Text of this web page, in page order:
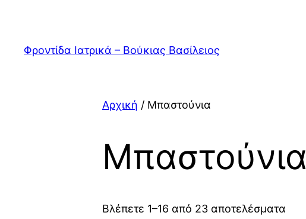
περιεχόμενο
Φροντίδα Ιατρικά – Βούκιας Βασίλειος
Αρχική / Μπαστούνια
Μπαστούνια
Βλέπετε 1–16 από 23 αποτελέσματα